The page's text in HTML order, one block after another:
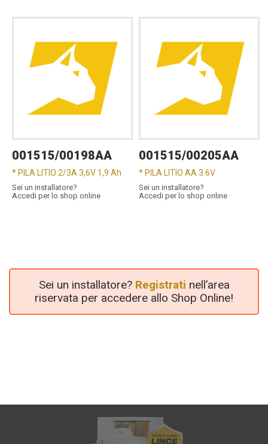
001515/00198AA
* PILA LITIO 2/3A 3,6V 1,9 Ah
Sei un installatore?
Accedi per lo shop online
001515/00205AA
* PILA LITIO AA 3.6V
Sei un installatore?
Accedi per lo shop online
Sei un installatore? Registrati nell’area
riservata per accedere allo Shop Online!